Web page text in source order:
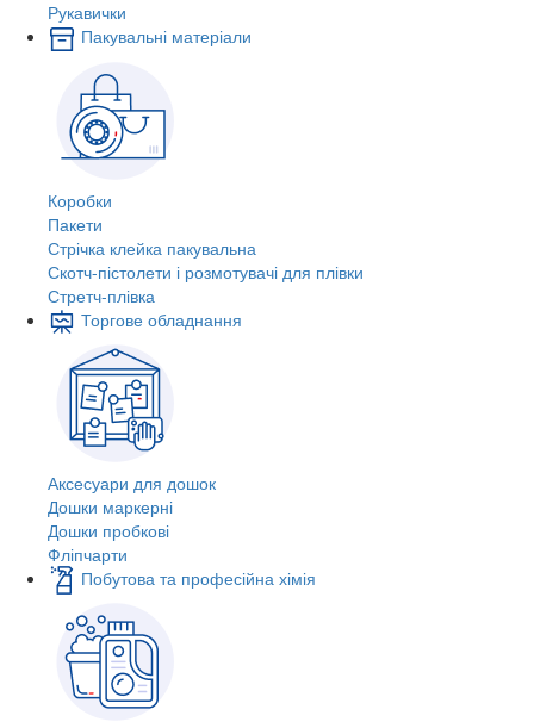
Рукавички
Пакувальні матеріали
Коробки
Пакети
Стрічка клейка пакувальна
Скотч-пістолети і розмотувачі для плівки
Стретч-плівка
Торгове обладнання
Аксесуари для дошок
Дошки маркерні
Дошки пробкові
Фліпчарти
Побутова та професійна хімія